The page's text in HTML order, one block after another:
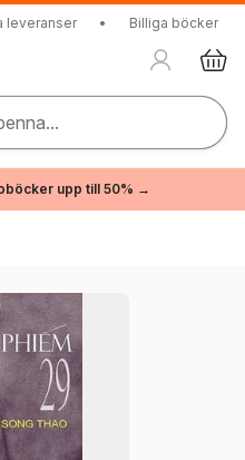
leveranser • Billiga böcker
upp till 50% →